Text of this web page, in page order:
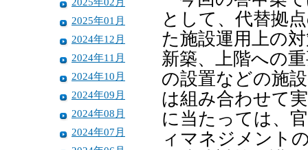
2025年01月
2024年12月
2024年11月
2024年10月
2024年09月
2024年08月
2024年07月
として、代替拠
た施設運用上の
新築、上階への
の設置などの施
は組み合わせて
に当たっては、
ィマネジメント